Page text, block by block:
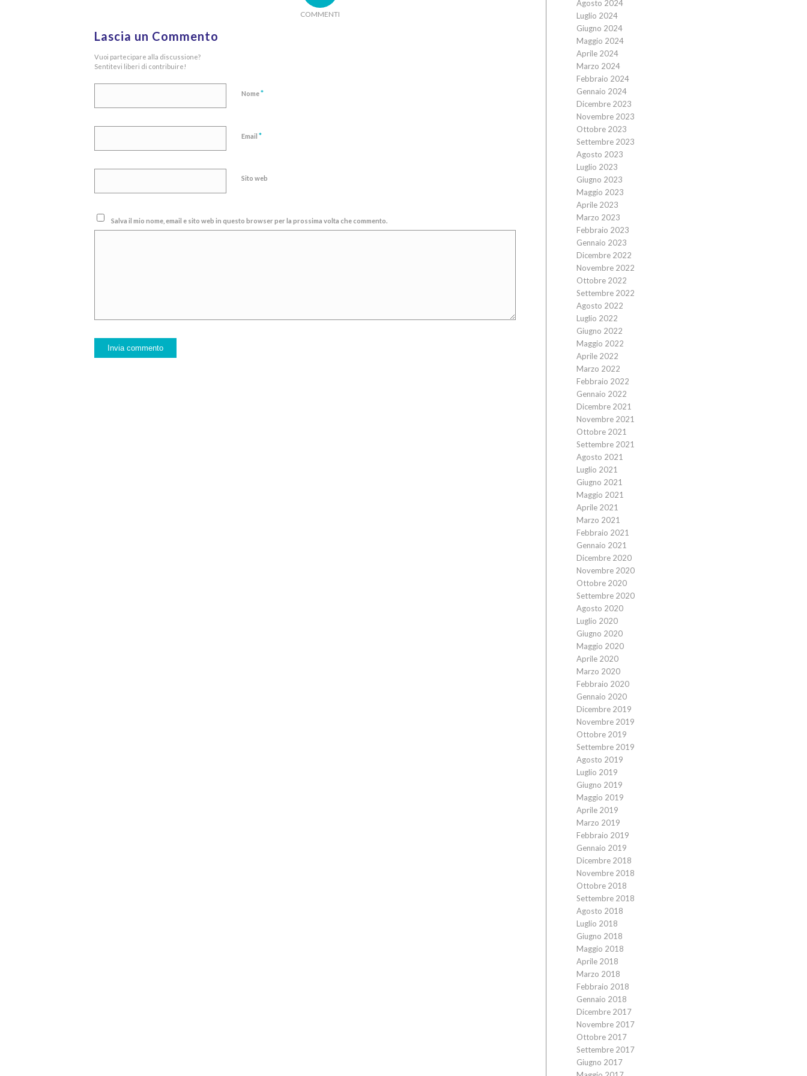
COMMENTI
Lascia un Commento
Vuoi partecipare alla discussione?
Sentitevi liberi di contribuire!
Nome*
Email *
Sito web
Salva il mio nome, email e sito web in questo browser per la prossima volta che commento.
Agosto 2024
Luglio 2024
Giugno 2024
Maggio 2024
Aprile 2024
Marzo 2024
Febbraio 2024
Gennaio 2024
Dicembre 2023
Novembre 2023
Ottobre 2023
Settembre 2023
Agosto 2023
Luglio 2023
Giugno 2023
Maggio 2023
Aprile 2023
Marzo 2023
Febbraio 2023
Gennaio 2023
Dicembre 2022
Novembre 2022
Ottobre 2022
Settembre 2022
Agosto 2022
Luglio 2022
Giugno 2022
Maggio 2022
Aprile 2022
Marzo 2022
Febbraio 2022
Gennaio 2022
Dicembre 2021
Novembre 2021
Ottobre 2021
Settembre 2021
Agosto 2021
Luglio 2021
Giugno 2021
Maggio 2021
Aprile 2021
Marzo 2021
Febbraio 2021
Gennaio 2021
Dicembre 2020
Novembre 2020
Ottobre 2020
Settembre 2020
Agosto 2020
Luglio 2020
Giugno 2020
Maggio 2020
Aprile 2020
Marzo 2020
Febbraio 2020
Gennaio 2020
Dicembre 2019
Novembre 2019
Ottobre 2019
Settembre 2019
Agosto 2019
Luglio 2019
Giugno 2019
Maggio 2019
Aprile 2019
Marzo 2019
Febbraio 2019
Gennaio 2019
Dicembre 2018
Novembre 2018
Ottobre 2018
Settembre 2018
Agosto 2018
Luglio 2018
Giugno 2018
Maggio 2018
Aprile 2018
Marzo 2018
Febbraio 2018
Gennaio 2018
Dicembre 2017
Novembre 2017
Ottobre 2017
Settembre 2017
Giugno 2017